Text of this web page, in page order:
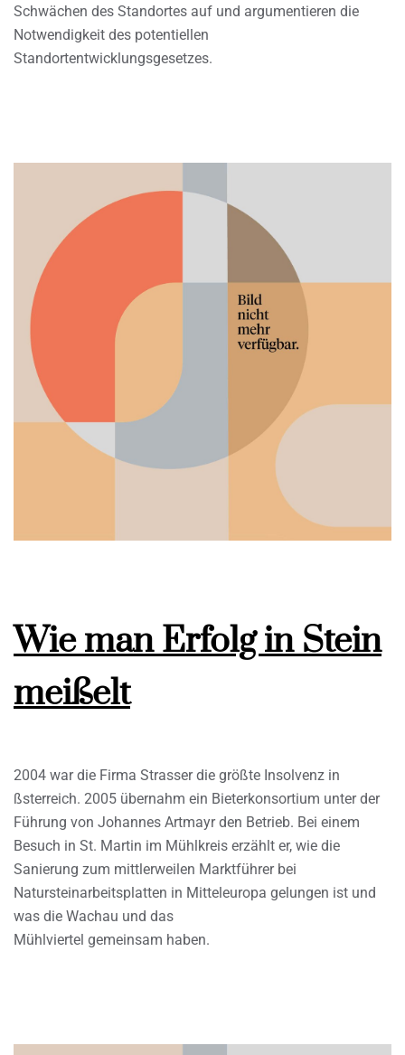
Schwächen des Standortes auf und argumentieren die
Notwendigkeit des potentiellen
Standortentwicklungsgesetzes.
Wie man Erfolg in Stein
meißelt
2004 war die Firma Strasser die größte Insolvenz in
ßsterreich. 2005 übernahm ein Bieterkonsortium unter der
Führung von Johannes Artmayr den Betrieb. Bei einem
Besuch in St. Martin im Mühlkreis erzählt er, wie die
Sanierung zum mittlerweilen Marktführer bei
Natursteinarbeitsplatten in Mitteleuropa gelungen ist und
was die Wachau und das
Mühlviertel gemeinsam haben.